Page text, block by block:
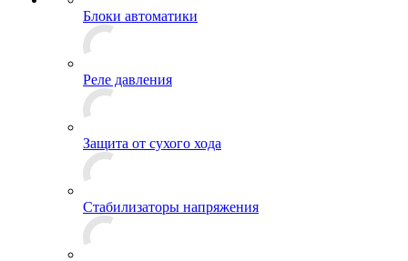
Блоки автоматики
Реле давления
Защита от сухого хода
Стабилизаторы напряжения